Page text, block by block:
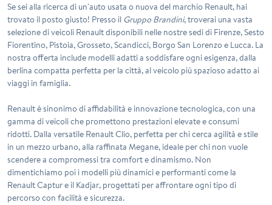
Se sei alla ricerca di un'auto usata o nuova del marchio Renault, hai
trovato il posto giusto! Presso il Gruppo Brandini, troverai una vasta
selezione di veicoli Renaultdisponibili nelle nostre sedi di Firenze,Sesto
Fiorentino, Pistoia,Grosseto,Scandicci, Borgo San Lorenzoe Lucca. La
nostra offerta include modelli adatti a soddisfare ogni esigenza, dalla
berlina compatta perfetta per la città, al veicolo più spazioso adatto ai
viaggi in famiglia.
Renault è sinonimo di affidabilità e innovazione tecnologica, con una
gamma di veicoli che promettono prestazioni elevate e consumi
ridotti. Dalla versatile Renault Clio, perfetta per chi cerca agilità e stile
in un mezzo urbano, alla raffinata Megane, ideale per chi non vuole
scendere a compromessi tra comfort e dinamismo. Non
dimentichiamo poi i modelli più dinamici e performanti come la
Renault Capture il Kadjar, progettati per affrontare ogni tipo di
percorso con facilità e sicurezza.